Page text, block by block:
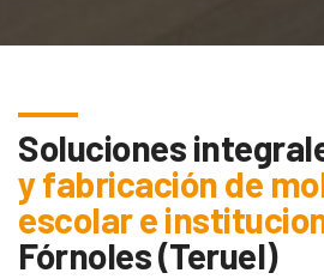
Soluciones
y fabricación de
escolar e
Fórnoles (Teruel)